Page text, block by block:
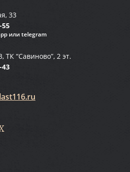
33
55
или telegram
ТК “Савиново”, 2 эт.
43